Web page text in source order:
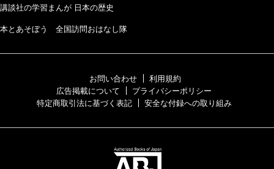
講談社の学習まんが 日本の歴史
本とあそぼう 全国訪問おはなし隊
お問い合わせ
利用規約
広告掲載について
プライバシーポリシー
特定商取引法に基づく表記
安全な付録への取り組み